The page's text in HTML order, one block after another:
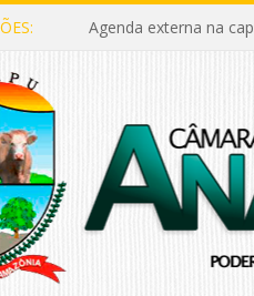
Agenda externa na